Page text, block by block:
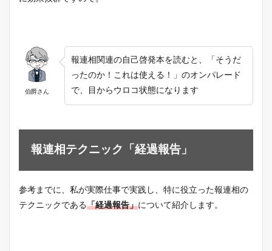
伯爵さん
報連相関連の自己啓発本を読むと、「そうだ
ったのか！これは使える！」のオンパレード
で、目からウロコ状態になります
報連相テクニック「経過報告」
参考までに、私が実際仕事で実践し、特に役立った報連相の
テクニックである「経過報告」について紹介します。